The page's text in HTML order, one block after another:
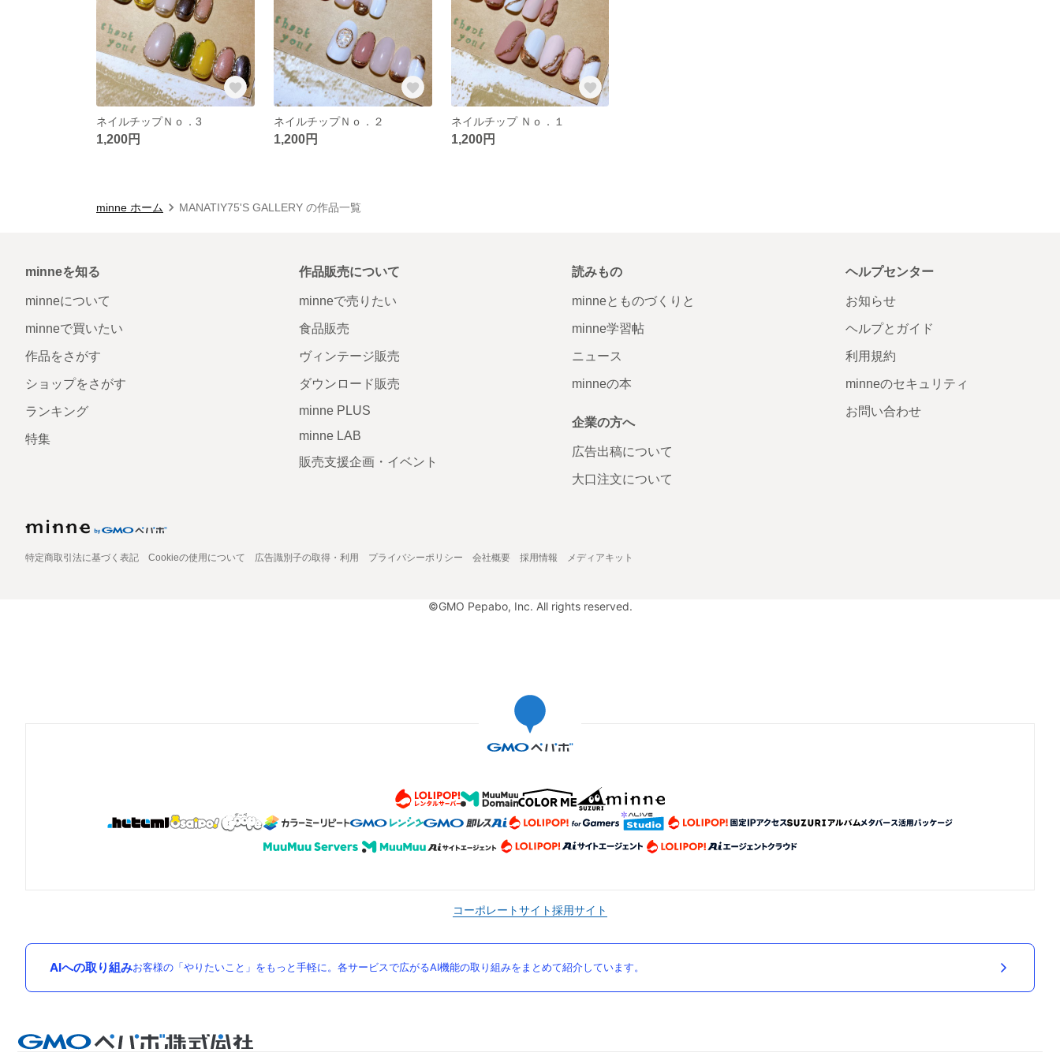
ネイルチップＮｏ．3
1,200円
ネイルチップＮｏ．２
1,200円
ネイルチップ Ｎｏ．１
1,200円
minne ホーム MANATIY75'S GALLERY の作品一覧
minneを知る
minneについて
minneで買いたい
作品をさがす
ショップをさがす
ランキング
特集
作品販売について
minneで売りたい
食品販売
ヴィンテージ販売
ダウンロード販売
minne PLUS
minne LAB
販売支援企画・イベント
読みもの
minneとものづくりと
minne学習帖
ニュース
minneの本
企業の方へ
広告出稿について
大口注文について
ヘルプセンター
お知らせ
ヘルプとガイド
利用規約
minneのセキュリティ
お問い合わせ
特定商取引法に基づく表記 Cookieの使用について 広告識別子の取得・利用 プライバシーポリシー 会社概要 採用情報 メディアキット
©GMO Pepabo, Inc. All rights reserved.
コーポレートサイト採用サイト
AIへの取り組みお客様の「やりたいこと」をもっと手軽に。各サービスで広がるAI機能の取り組みをまとめて紹介しています。